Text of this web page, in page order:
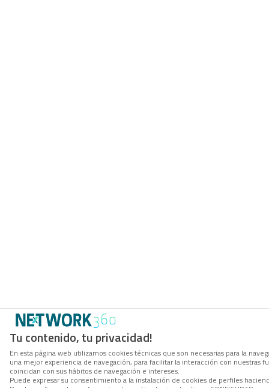
Tu contenido, tu privacidad!
En esta página web utilizamos cookies técnicas que son necesarias para la
una mejor experiencia de navegación, para facilitar la interacción con
coincidan con sus hábitos de navegación e intereses.
Puede expresar su consentimiento a la instalación de cookies de perfiles